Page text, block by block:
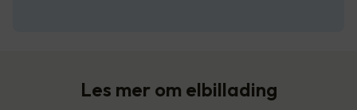
Les mer om elbillading